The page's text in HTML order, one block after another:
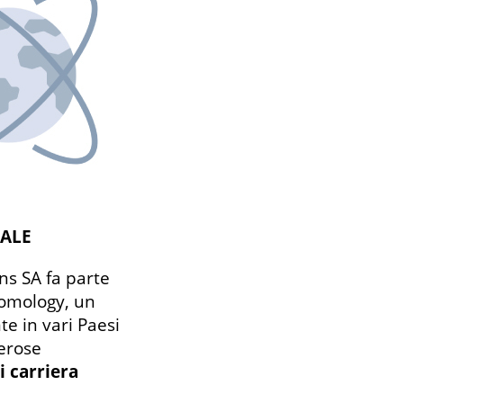
SA fa parte
un
in vari Paesi
carriera